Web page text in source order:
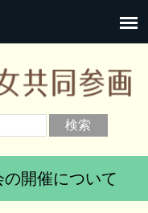
開催について